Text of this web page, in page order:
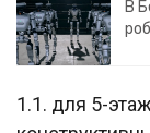
В
1.1. для 5-